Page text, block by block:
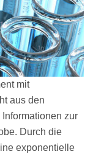
mit
aus den
zur
Durch die
exponentielle